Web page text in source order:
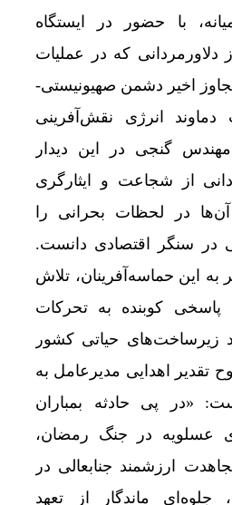
با حضور در ایستگاه
دلاورمردانی که در عملیات
اخیر دشمن صهیونیستی-
دماوند انرژی نقش‌آفرینی
گنجی در این دیدار
از شجاعت و ایثارگری
در لحظات بحرانی را
در سنگر اقتصادی دانست.
به این حماسه‌آفرینان، تلاش
پاسخی کوبنده به تحرکات
زیرساخت‌های حیاتی کشور
تقدیر اهدایی مدیرعامل به
«در پی حادثه بمباران
عسلویه در جنگ رمضان،
ارزشمند جنابعالی در
جلوه‌ای ماندگار از تعهد